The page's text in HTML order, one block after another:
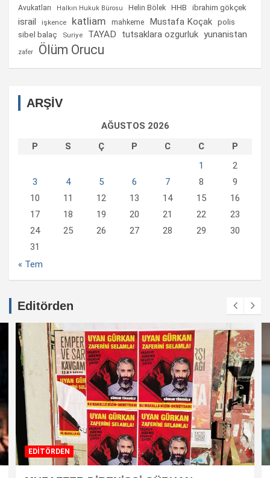
Avukatları
Halkın Hukuk Bürosu Helin Bölek HHB ibrahim gökçek
israil işkence katliam mahkeme Mustafa Koçak polis
sibel balaç Suriye TAYAD tutsaklara ozgurluk yunanistan
zafer Ölüm Orucu
ARŞİV
AĞUSTOS 2026
P
S Ç P C C
P
1
2
3
4 5 6 7 8
9
10
11 12 13 14 15
16
17
18 19 20 21 22
23
24
25 26 27 28 29
30
31
« Tem
Editörden
EDİTÖRDEN